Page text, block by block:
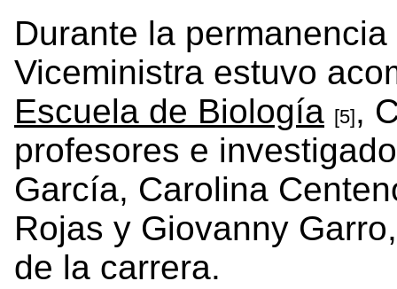
Durante la
Viceministra estuvo
Escuela de Biología [5],
profesores e
García, Carolina
Rojas y Giovanny
de la carrera.